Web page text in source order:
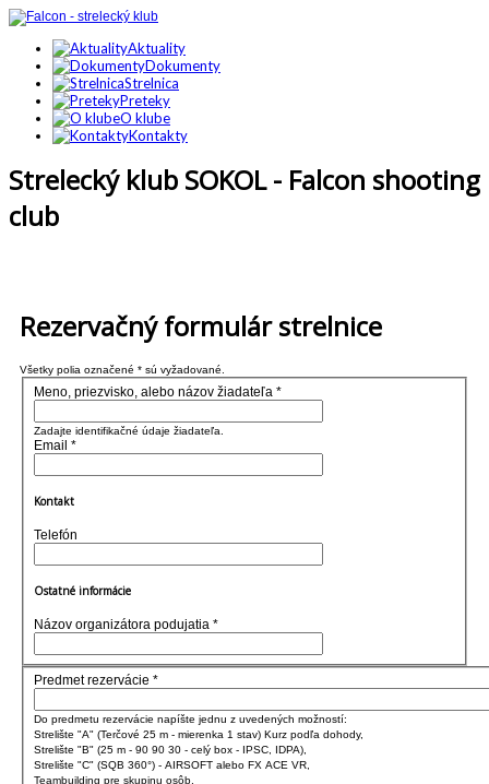
Aktuality
Dokumenty
Strelnica
Preteky
O klube
Kontakty
Strelecký klub SOKOL - Falcon shooting
club
Rezervačný formulár strelnice
Všetky polia označené * sú vyžadované.
Meno, priezvisko, alebo názov žiadateľa *
Zadajte identifikačné údaje žiadateľa.
Email *
Kontakt
Telefón
Ostatné informácie
Názov organizátora podujatia *
Predmet rezervácie *
Do predmetu rezervácie napíšte jednu z uvedených možností:
Strelište "A" (Terčové 25 m - mierenka 1 stav) Kurz podľa dohody,
Strelište "B" (25 m - 90 90 30 - celý box - IPSC, IDPA),
Strelište "C" (SQB 360°) - AIRSOFT alebo FX ACE VR,
Teambuilding pre skupinu osôb,